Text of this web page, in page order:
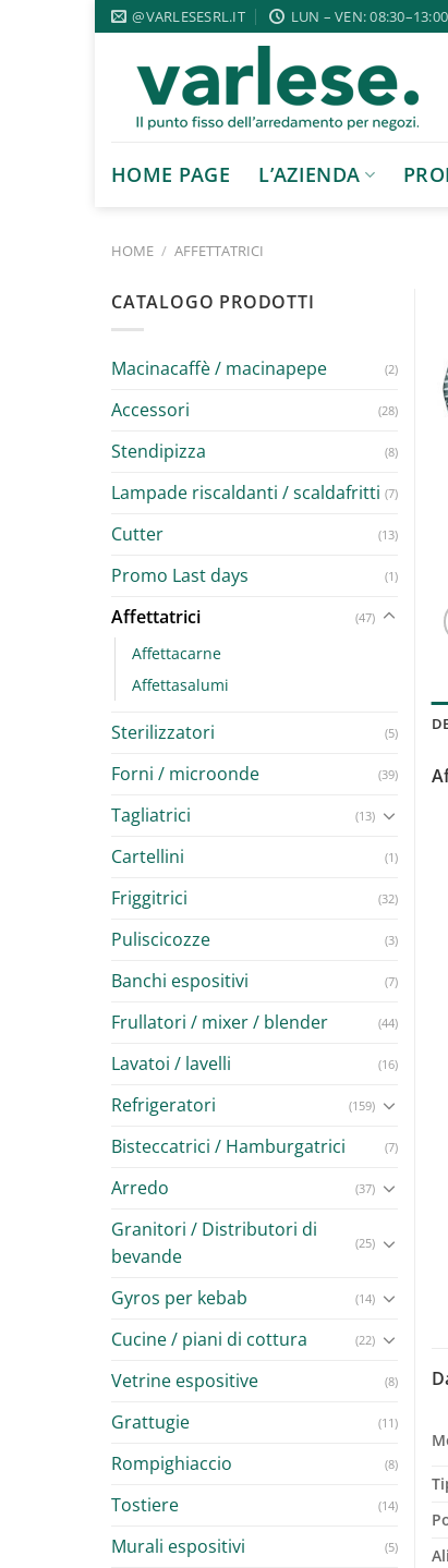
Salta
ai
contenuti
@VARLESESRL.IT LUN – VEN:
HOME PAGE L’AZIENDA
HOME / AFFETTATRICI
CATALOGO PRODOTTI
Macinacaffè / macinapepe (2)
Accessori (28)
Stendipizza (8)
Lampade riscaldanti / scaldafritti (7)
Cutter (13)
Promo Last days (1)
Affettatrici (47)
Affettacarne
Affettasalumi
Sterilizzatori (5)
Forni / microonde (39)
Tagliatrici (13)
Cartellini (1)
Friggitrici (32)
Puliscicozze (3)
Banchi espositivi (7)
Frullatori / mixer / blender (44)
Lavatoi / lavelli (16)
Refrigeratori (159)
Bisteccatrici / Hamburgatrici (7)
Arredo (37)
Granitori / Distributori di
bevande
(25)
Gyros per kebab (14)
Cucine / piani di cottura (22)
Vetrine espositive (8)
Grattugie (11)
Rompighiaccio (8)
Tostiere (14)
Murali espositivi (5)